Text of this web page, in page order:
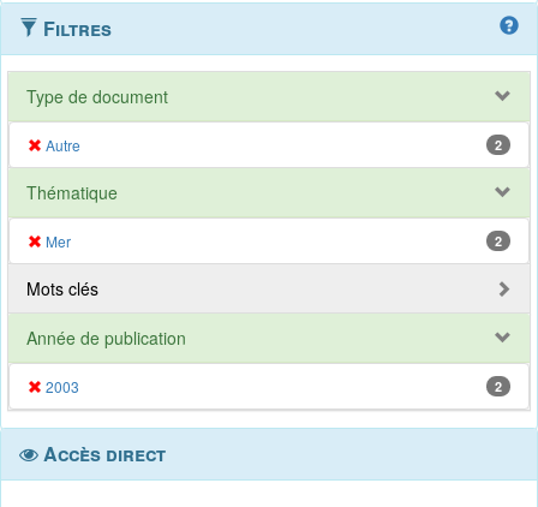
Filtres
Type de document
Autre 2
Thématique
Mer 2
Mots clés
Année de publication
2003 2
Accès direct